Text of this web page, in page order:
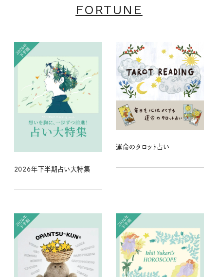
FORTUNE
2026年下半期占い大特集
運命のタロット占い